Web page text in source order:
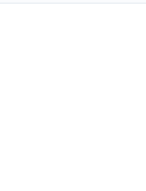
sommes là pour